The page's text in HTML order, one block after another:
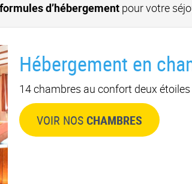
d’hébergement pour votre
Hébergement en
14 chambres au confort deux
VOIR NOSCHAMBRES